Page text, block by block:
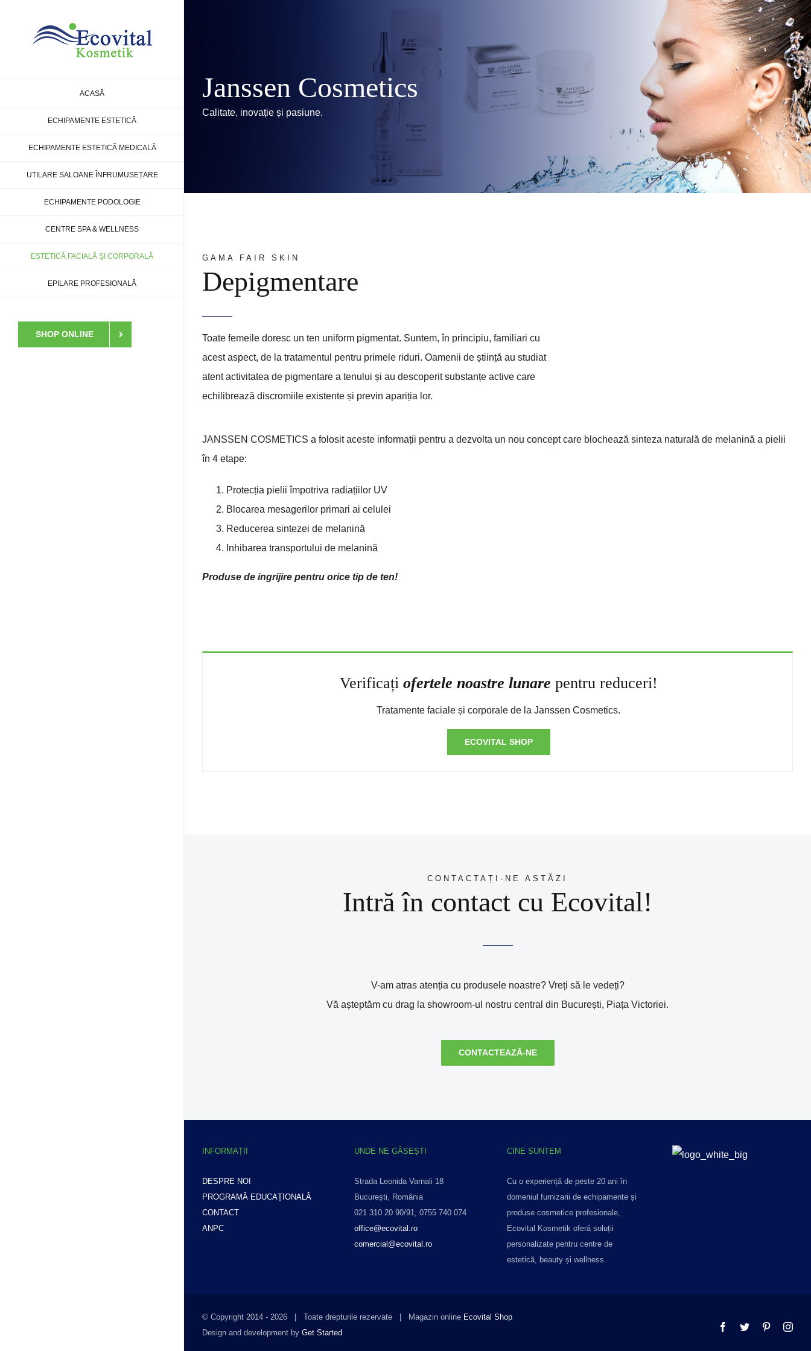
ACASĂ
ECHIPAMENTE ESTETICĂ
ECHIPAMENTE ESTETICĂ MEDICALĂ
UTILARE SALOANE ÎNFRUMUSEȚARE
ECHIPAMENTE PODOLOGIE
CENTRE SPA & WELLNESS
ESTETICĂ FACIALĂ ȘI CORPORALĂ
EPILARE PROFESIONALĂ
SHOP ONLINE
Janssen Cosmetics
Calitate, inovație și pasiune.
GAMA FAIR SKIN
Depigmentare
Toate femeile doresc un ten uniform pigmentat. Suntem, în principiu, familiari cu
acest aspect, de la tratamentul pentru primele riduri. Oamenii de știință au studiat
atent activitatea de pigmentare a tenului și au descoperit substanțe active care
echilibrează discromiile existente și previn apariția lor.
JANSSEN COSMETICS a folosit aceste informații pentru a dezvolta un nou concept care blochează sinteza naturală de melanină a pielii
în 4 etape:
Protecția pielii împotriva radiațiilor UV
Blocarea mesagerilor primari ai celulei
Reducerea sintezei de melanină
Inhibarea transportului de melanină
Produse de ingrijire pentru orice tip de ten!
Verificați ofertele noastre lunare pentru reduceri!
Tratamente faciale și corporale de la Janssen Cosmetics.
ECOVITAL SHOP
CONTACTAȚI-NE ASTĂZI
Intră în contact cu Ecovital!
V-am atras atenția cu produsele noastre? Vreți să le vedeți?
Vă așteptăm cu drag la showroom-ul nostru central din București, Piața Victoriei.
CONTACTEAZĂ-NE
INFORMAȚII
DESPRE NOI
PROGRAMĂ EDUCAȚIONALĂ
CONTACT
ANPC
UNDE NE GĂSEȘTI
Strada Leonida Varnali 18
București, România
021 310 20 90/91, 0755 740 074
office@ecovital.ro
comercial@ecovital.ro
CINE SUNTEM
Cu o experiență de peste 20 ani în
domeniul furnizarii de echipamente și
produse cosmetice profesionale,
Ecovital Kosmetik oferă soluții
personalizate pentru centre de
estetică, beauty și wellness.
© Copyright 2014 - 2026 | Toate drepturile rezervate | Magazin online Ecovital Shop
Design and development by Get Started
Facebook
Twitter Pinterest